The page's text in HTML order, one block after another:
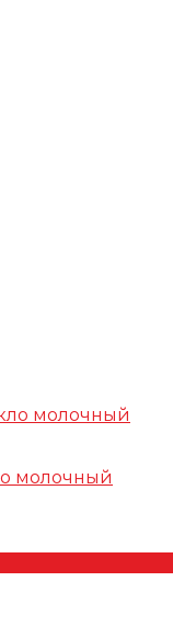
молочный